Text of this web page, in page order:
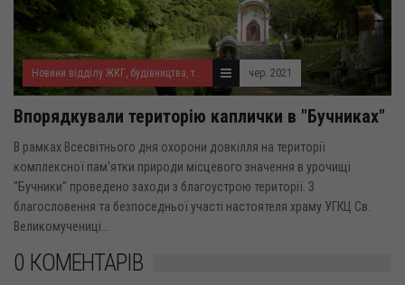
Новини відділу ЖКГ, будівництва, транспорту, екології та благоустрою чер. 2021
Впорядкували територію каплички в "Бучниках"
В рамках Всесвітнього дня охорони довкілля на території
комплексної пам'ятки природи місцевого значення в урочищі
"Бучники" проведено заходи з благоустрою території. З
благословення та безпоседньої участі настоятеля храму УГКЦ Св.
Великомучениці...
0 КОМЕНТАРІВ